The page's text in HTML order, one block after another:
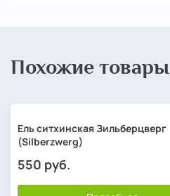
Похожие товары
Ель ситхинская Зильберцверг
(Silberzwerg)
550 руб.